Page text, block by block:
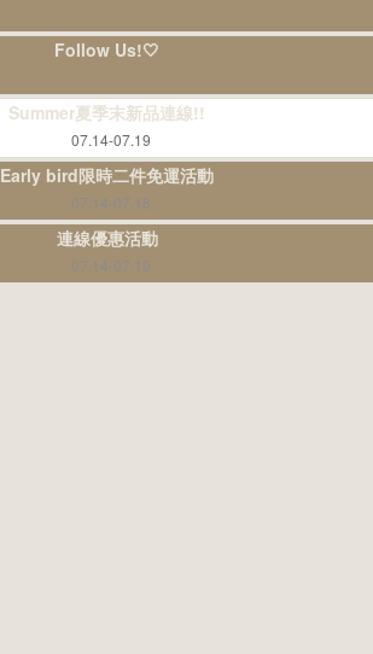
Follow Us!🤍
Summer夏季末新品連線!!
07.14-07.19
Early bird限時二件免運活動
連線優惠活動